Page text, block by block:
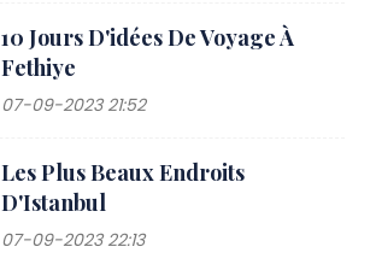
10 Jours D'idées De Voyage À
Fethiye
07-09-2023 21:52
Les Plus Beaux Endroits
D'Istanbul
07-09-2023 22:13